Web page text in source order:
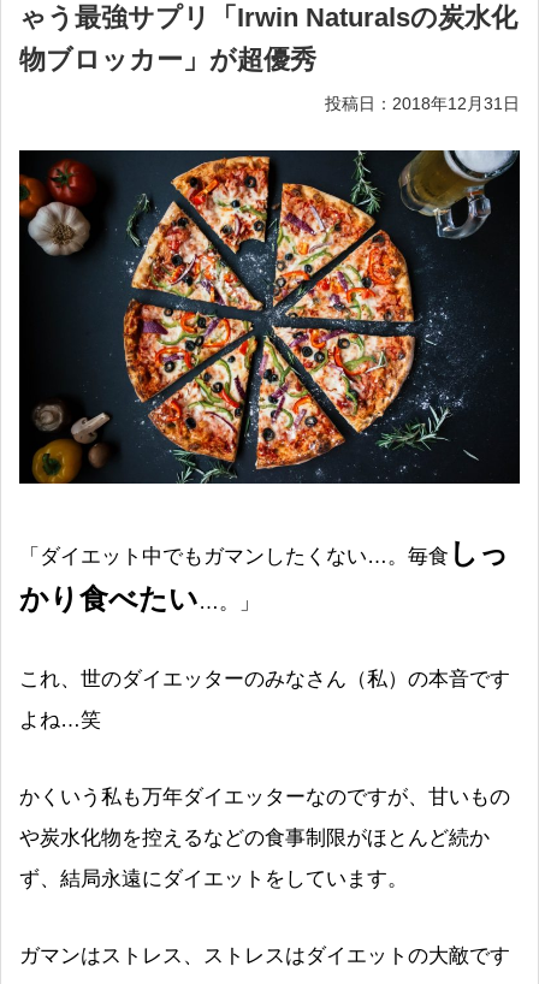
ゃう最強サプリ「Irwin Naturalsの炭水化
物ブロッカー」が超優秀
投稿日： 2018年12月31日
「ダイエット中でもガマンしたくない…。毎食 しっ
かり食べたい…。」
これ、世のダイエッターのみなさん（私）の本音です
よね…笑
かくいう私も万年ダイエッターなのですが、甘いもの
や炭水化物を控えるなどの食事制限がほとんど続か
ず、結局永遠にダイエットをしています。
ガマンはストレス、ストレスはダイエットの大敵です